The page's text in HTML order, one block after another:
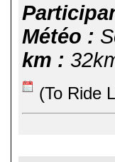
Météo :
km :
(To Ride